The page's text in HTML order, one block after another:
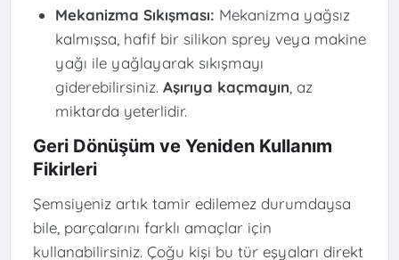
Mekanizma Sıkışması: Mekanizma yağsız
kalmışsa, hafif bir silikon sprey veya makine
yağı ile yağlayarak sıkışmayı
giderebilirsiniz. Aşırıya kaçmayın, az
miktarda yeterlidir.
Geri Dönüşüm ve Yeniden Kullanım
Fikirleri
Şemsiyeniz artık tamir edilemez durumdaysa
bile, parçalarını farklı amaçlar için
kullanabilirsiniz. Çoğu kişi bu tür eşyaları direkt